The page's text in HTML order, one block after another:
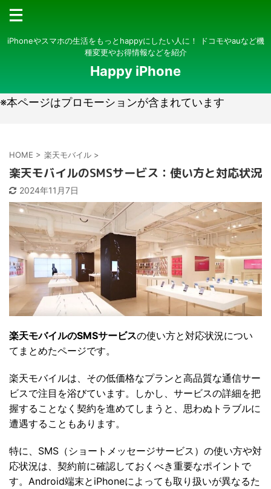
iPhoneやスマホの生活をもっとhappyにしたい人に！ ドコモやauなど機
種変更やお得情報などを紹介
Happy iPhone
※本ページはプロモーションが含まれています
HOME > 楽天モバイル >
楽天モバイルのSMSサービス：使い方と対応状況
2024年11月7日
楽天モバイルのSMSサービスの使い方と対応状況につい
てまとめたページです。
楽天モバイルは、その低価格なプランと高品質な通信サー
ビスで注目を浴びています。しかし、サービスの詳細を把
握することなく契約を進めてしまうと、思わぬトラブルに
遭遇することもあります。
特に、SMS（ショートメッセージサービス）の使い方や対
応状況は、契約前に確認しておくべき重要なポイントで
す。Android端末とiPhoneによっても取り扱いが異なるた